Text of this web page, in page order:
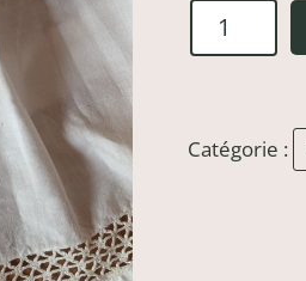
quantité
de
Machiatto
Catégorie :